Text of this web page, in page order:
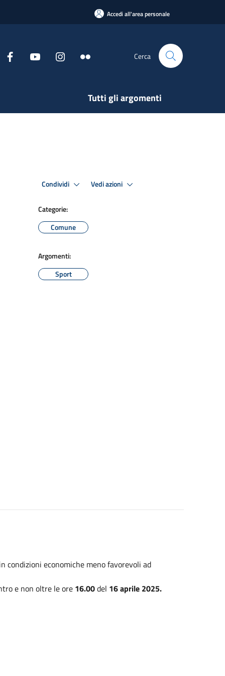
Accedi all'area personale
Cerca
Tutti gli argomenti
Condividi Vedi azioni
Categorie:
Comune
Argomenti:
Sport
economiche meno favorevoli ad
e non oltre le ore16.00del 16 aprile 2025.